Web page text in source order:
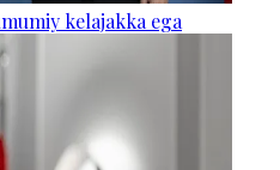
kelajakka ega